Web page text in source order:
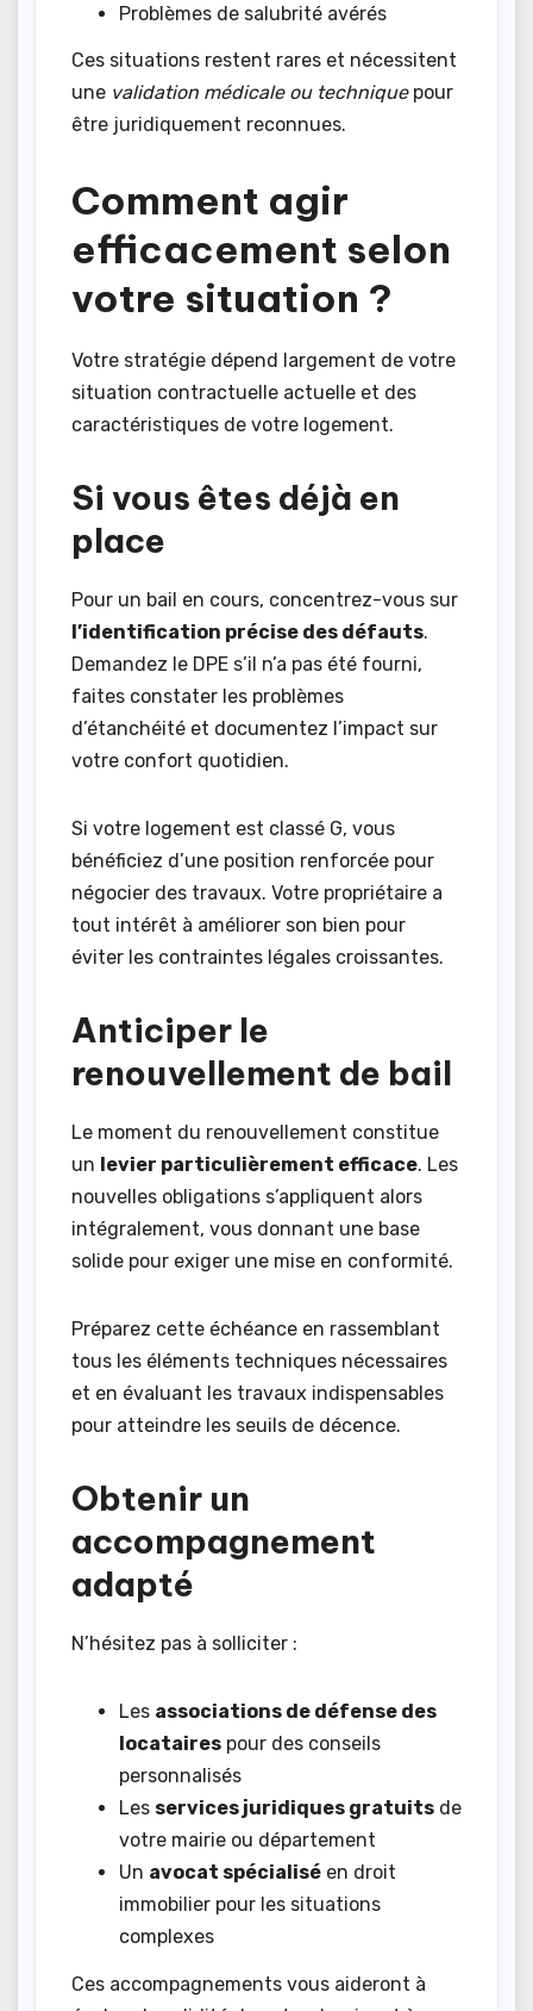
Problèmes de salubrité avérés
Ces situations restent rares et nécessitent
une validation médicale ou techniquepour
être juridiquement reconnues.
Comment agir
efficacement selon
votre situation ?
Votre stratégie dépend largement de votre
situation contractuelle actuelle et des
caractéristiques de votre logement.
Si vous êtes déjà en
place
Pour un bail en cours, concentrez-vous sur
l’identification précise des défauts.
Demandez le DPE s’il n’a pas été fourni,
faites constater les problèmes
d’étanchéité et documentez l’impact sur
votre confort quotidien.
Si votre logement est classé G, vous
bénéficiez d’une position renforcée pour
négocier des travaux. Votre propriétaire a
tout intérêt à améliorer son bien pour
éviter les contraintes légales croissantes.
Anticiper le
renouvellement de bail
Le moment du renouvellement constitue
un levier particulièrement efficace. Les
nouvelles obligations s’appliquent alors
intégralement, vous donnant une base
solide pour exiger une mise en conformité.
Préparez cette échéance en rassemblant
tous les éléments techniques nécessaires
et en évaluant les travaux indispensables
pour atteindre les seuils de décence.
Obtenir un
accompagnement
adapté
N’hésitez pas à solliciter :
Les associations de défense des
locataires pour des conseils
personnalisés
Les services juridiques gratuits de
votre mairie ou département
Un avocat spécialisé en droit
immobilier pour les situations
complexes
Ces accompagnements vous aideront à